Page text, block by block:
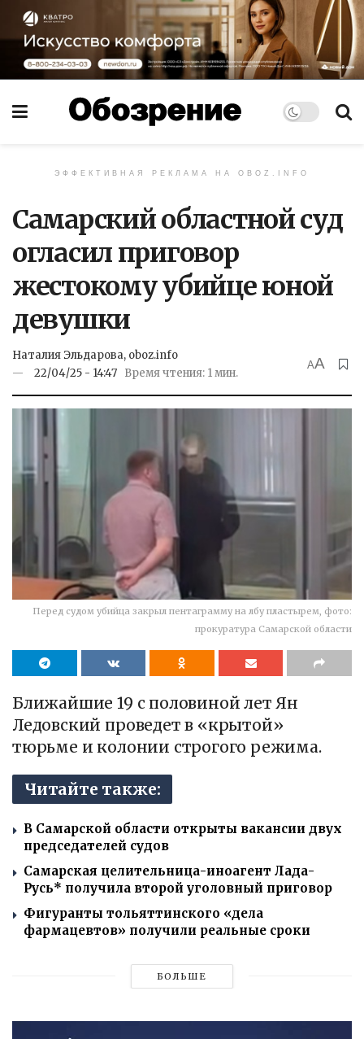
ЭФФЕКТИВНАЯ РЕКЛАМА НА OBOZ.INFO
Самарский областной суд
огласил приговор
жестокому убийце юной
девушки
Наталия Эльдарова, oboz.info
22/04/25 - 14:47 Время чтения: 1 мин.
AA
Перед судом убийца закрыл пентаграмму на лбу пластырем, фото:
прокуратура Самарской области
Ближайшие 19 с половиной лет Ян
Ледовский проведет в «крытой»
тюрьме и колонии строгого режима.
Читайте также:
В Самарской области открыты вакансии двух
председателей судов
Самарская целительница-иноагент Лада-
Русь* получила второй уголовный приговор
Фигуранты тольяттинского «дела
фармацевтов» получили реальные сроки
БОЛЬШЕ